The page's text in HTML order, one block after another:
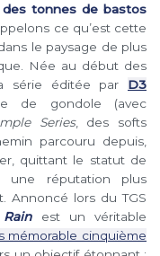
tonnes de bastos
ce qu’est cette
le paysage de plus
Née au début des
série éditée par D3
gondole (avec
Series, des softs
parcouru depuis,
quittant le statut de
une réputation plus
Annoncé lors du TGS
est un véritable
mémorable cinquième